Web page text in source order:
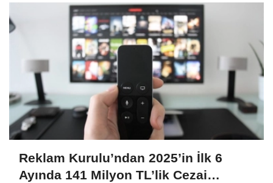
Reklam Kurulu’ndan 2025’in İlk 6
Ayında 141 Milyon TL’lik Cezai